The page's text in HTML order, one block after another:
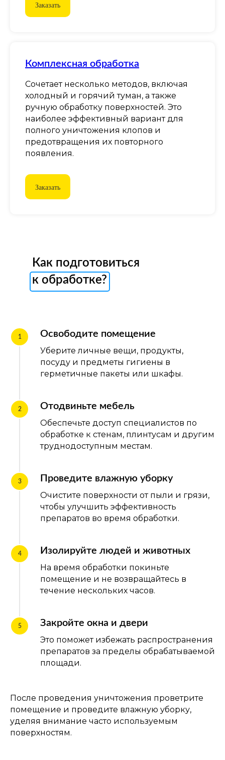
Заказать
Комплексная обработка
Сочетает несколько методов, включая
холодный и горячий туман, а также
ручную обработку поверхностей. Это
наиболее эффективный вариант для
полного уничтожения клопов и
предотвращения их повторного
появления.
Заказать
Как подготовиться
к обработке?
Освободите помещение
Уберите личные вещи, продукты,
посуду и предметы гигиены в
герметичные пакеты или шкафы.
Отодвиньте мебель
Обеспечьте доступ специалистов по
обработке к стенам, плинтусам и другим
труднодоступным местам.
Проведите влажную уборку
Очистите поверхности от пыли и грязи,
чтобы улучшить эффективность
препаратов во время обработки.
Изолируйте людей и животных
На время обработки покиньте
помещение и не возвращайтесь в
течение нескольких часов.
Закройте окна и двери
Это поможет избежать распространения
препаратов за пределы обрабатываемой
площади.
После проведения уничтожения проветрите
помещение и проведите влажную уборку,
уделяя внимание часто используемым
поверхностям.